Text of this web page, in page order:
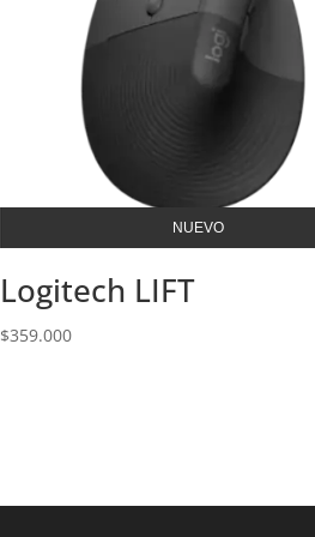
NUEVO
Logitech LIFT
$359.000